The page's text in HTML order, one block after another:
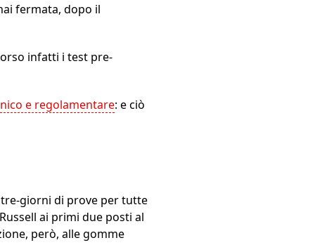
fermata, dopo il
infatti i test pre-
e regolamentare: e ciò
giorni di prove per tutte
ai primi due posti al
però, alle gomme